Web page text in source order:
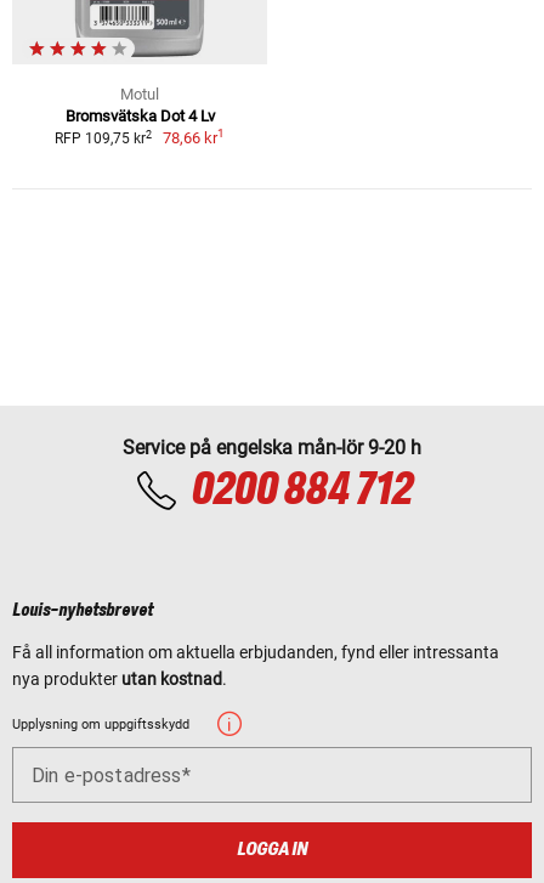
Motul
Bromsvätska Dot 4 Lv
RFP 109,75 kr2 78,66 kr1
Service på engelska mån-lör 9-20 h
0200 884 712
Louis-nyhetsbrevet
Få all information om aktuella erbjudanden, fynd eller intressanta
nya produkter utan kostnad.
Upplysning om uppgiftsskydd
Din e-postadress
LOGGA IN